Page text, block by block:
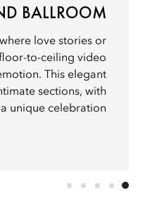
BALLROOM
love stories or
to-ceiling video
This elegant
sections, with
unique celebration.